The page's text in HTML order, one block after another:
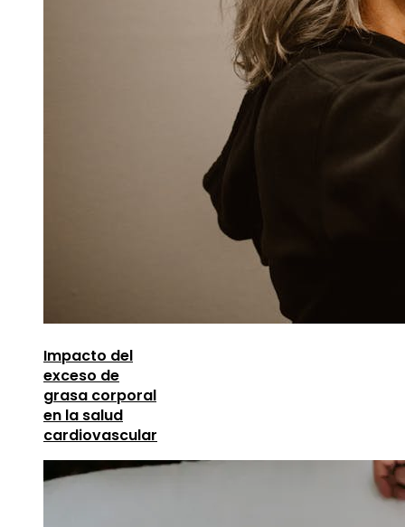
Impacto del
exceso de
grasa corporal
en la salud
cardiovascular